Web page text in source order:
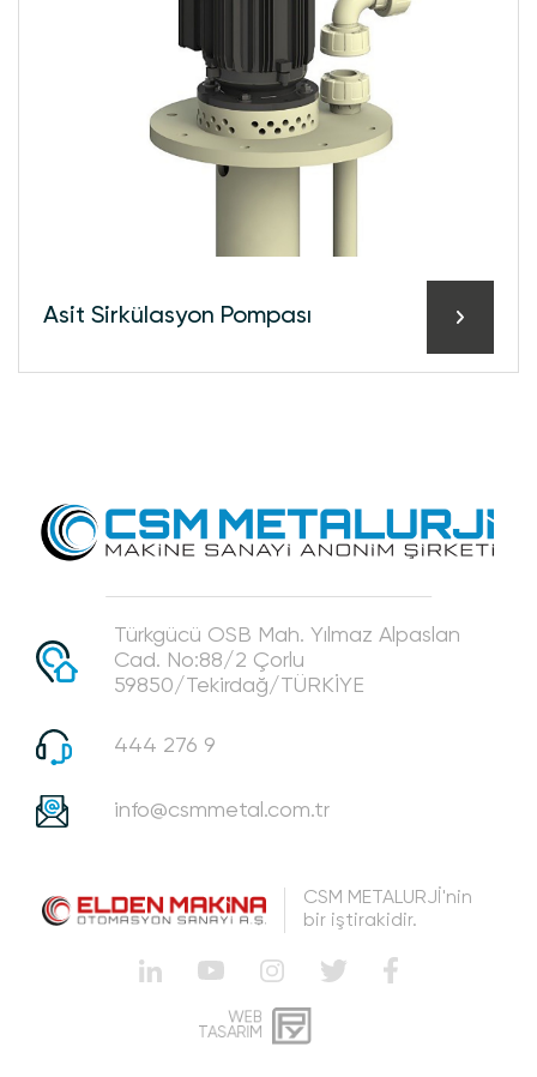
Asi̇t Si̇rkülasyon Pompası
Türkgücü OSB Mah. Yılmaz Alpaslan
Cad. No:88/2 Çorlu
59850/Tekirdağ/TÜRKİYE
444 276 9
info@csmmetal.com.tr
CSM METALURJİ'nin
bir iştirakidir.
WEB
TASARIM